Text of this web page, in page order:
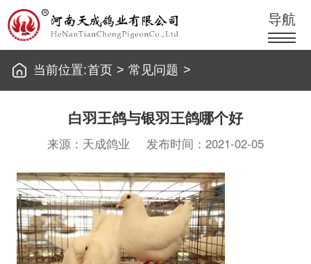
导航
当前位置:首页 > 常见问题 >
白羽王鸽与银羽王鸽哪个好
来源：天成鸽业 发布时间：2021-02-05